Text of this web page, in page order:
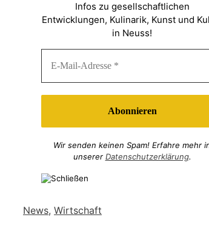
Infos zu gesellschaftlichen
Entwicklungen, Kulinarik, Kunst und
in Neuss!
Wir senden keinen Spam! Erfahre mehr
unserer Datenschutzerklärung.
Kategorien
News, Wirtschaft